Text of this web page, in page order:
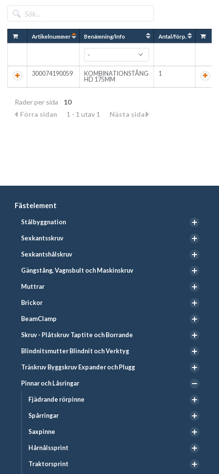
Fästelement
Stålbyggnation
Sexkantsskruv
Sexkantshålskruv
Gängstång, Vagnsbult och Maskinskruv
Muttrar
Brickor
BeamClamp
Skruv - Plåtskruv Taptite och Borrande
Blindnitsmutter Blindnit och Verktyg
Träskruv Byggskruv Expander och Plugg
Pinnar och Låsringar
Fjädrande rörpinne
Spårringar
Saxpinne
Hårnålssprint
Traktorsprint
Artikelnummer Benämning/Info Antal/förp.
300074190059
KOMBINATIONSTÅNG
HD 175MM
1
Rader per sida
10
Förra sidan
1 - 1 utav 1 Nästa sida